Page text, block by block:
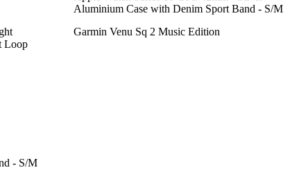
Aluminium Case with Denim Sport Band - S/M
Loop
Garmin Venu Sq 2 Music Edition
- S/M